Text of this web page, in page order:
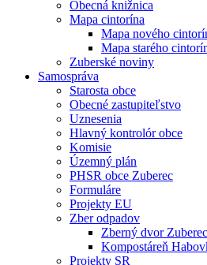
Obecná knižnica
Mapa cintorína
Mapa nového
Mapa starého
Zuberské noviny
Samospráva
Starosta obce
Obecné zastupiteľstvo
Uznesenia
Hlavný kontrolór obce
Komisie
Územný plán
PHSR obce Zuberec
Formuláre
Projekty EU
Zber odpadov
Zberný dvor Zuberec
Kompostáreň
Projekty SR